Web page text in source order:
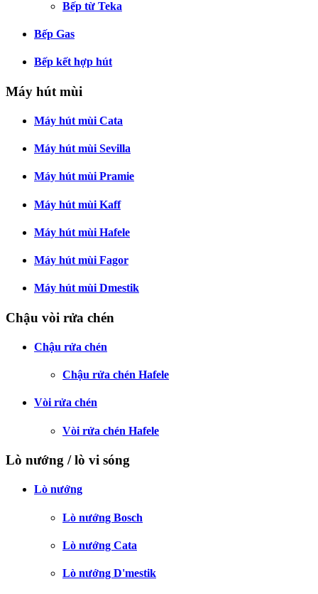
Bếp từ Teka
Bếp Gas
Bếp kết hợp hút
Máy hút mùi
Máy hút mùi Cata
Máy hút mùi Sevilla
Máy hút mùi Pramie
Máy hút mùi Kaff
Máy hút mùi Hafele
Máy hút mùi Fagor
Máy hút mùi Dmestik
Chậu vòi rửa chén
Chậu rửa chén
Chậu rửa chén Hafele
Vòi rửa chén
Vòi rửa chén Hafele
Lò nướng / lò vi sóng
Lò nướng
Lò nướng Bosch
Lò nướng Cata
Lò nướng D'mestik